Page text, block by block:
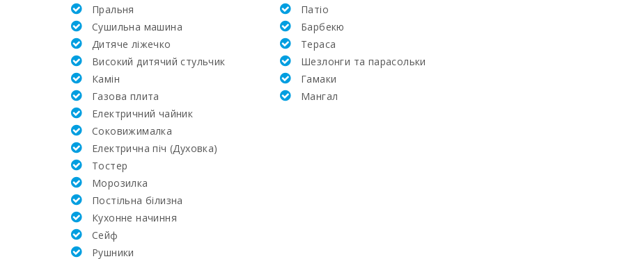
Клініка Сон Еспасесс в Пальма-де-Майорка (км):
Супермаркет LIDL (км):
Супермаркет (км):
Водні види спорту (км):
ПАРК МАЙОРКА ДЖУНГЛІ (км):
Парк Катманду (км):
Парк розваг - Акваріум Пальма (км):
Марінеленд-Майорка (км):
Пральня
Сушильна машина
Дитяче ліжечко
Високий дитячий стульчик
Камін
Газова плита
Електричний чайник
Соковижималка
Електрична піч (Духовка)
Тостер
Mорозилка
Постільна білизна
Кухонне начиння
Cейф
Рушники
Патіо
Барбекю
Тераса
Шезлонги та парасольки
Гамаки
Mангал